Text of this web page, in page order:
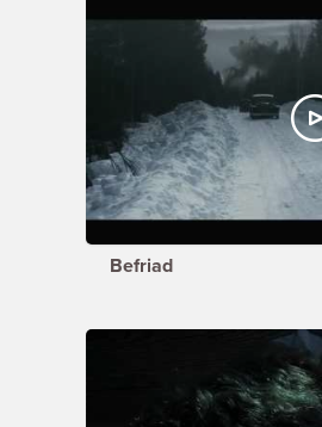
Befriad